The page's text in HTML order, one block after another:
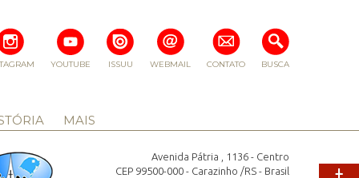
BUSCA
CONTATO
WEBMAIL
ISSUU
YOUTUBE
MAIS
Avenida Pátria , 1136 - Centro
CEP 99500-000 - Carazinho /RS - Brasil